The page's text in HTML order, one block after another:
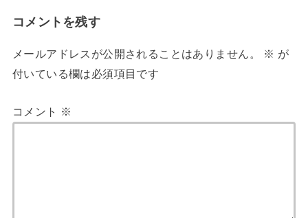
コメントを残す
メールアドレスが公開されることはありません。 ※ が
付いている欄は必須項目です
コメント ※